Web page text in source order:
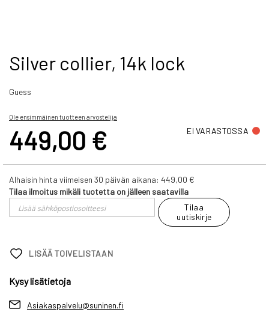
Skip
to
beginning
the
gallery
Silver collier, 14k lock
Guess
Ole ensimmäinen tuotteen arvostelija
449,00 € EI VARASTOSSA
Alhaisin hinta viimeisen 30 päivän aikana: 449,00 €
Tilaa ilmoitus mikäli tuotetta on jälleen saatavilla
Tilaa
uutiskirje
LISÄÄ TOIVELISTAAN
Kysy lisätietoja
Asiakaspalvelu@suninen.fi